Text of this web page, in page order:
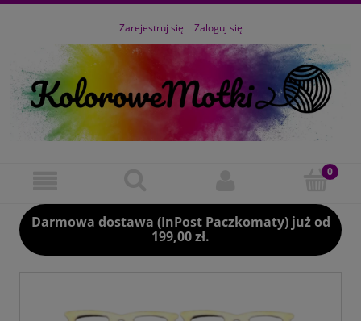
Zarejestruj się Zaloguj się
Darmowa dostawa (InPost Paczkomaty) już od
199,00 zł.